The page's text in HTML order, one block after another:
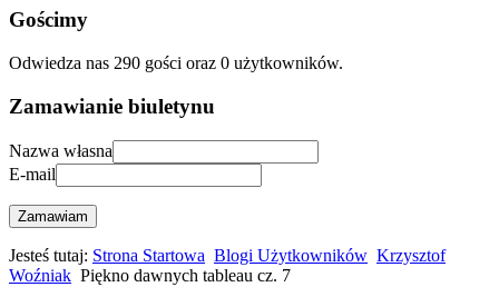
Gościmy
Odwiedza nas 290 gości oraz 0 użytkowników.
Zamawianie biuletynu
Nazwa własna
E-mail
Zamawiam
Jesteś tutaj: Strona Startowa Blogi Użytkowników Krzysztof
Woźniak Piękno dawnych tableau cz. 7